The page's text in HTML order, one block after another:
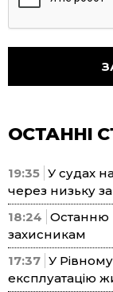
ОСТАННІ
19:35 У судах
через низьку
18:24 Останню
захисникам
17:37 У
експлуатацію